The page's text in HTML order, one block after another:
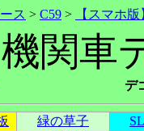
ス > C59 > 【スマホ版
機関車
デ
緑の草子